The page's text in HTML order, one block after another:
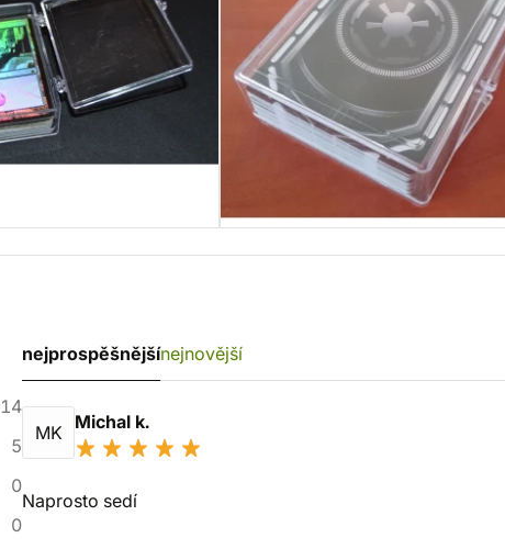
14
5
0
0
nejprospěšnějšínejnovější
MK Michal k.
Naprosto sedí